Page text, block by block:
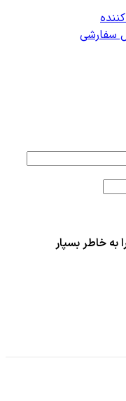
سفارشی
به خاطر بسپار